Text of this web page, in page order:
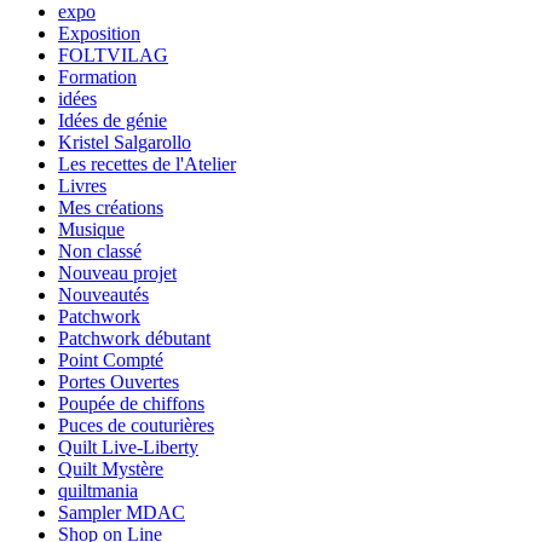
expo
Exposition
FOLTVILAG
Formation
idées
Idées de génie
Kristel Salgarollo
Les recettes de l'Atelier
Livres
Mes créations
Musique
Non classé
Nouveau projet
Nouveautés
Patchwork
Patchwork débutant
Point Compté
Portes Ouvertes
Poupée de chiffons
Puces de couturières
Quilt Live-Liberty
Quilt Mystère
quiltmania
Sampler MDAC
Shop on Line